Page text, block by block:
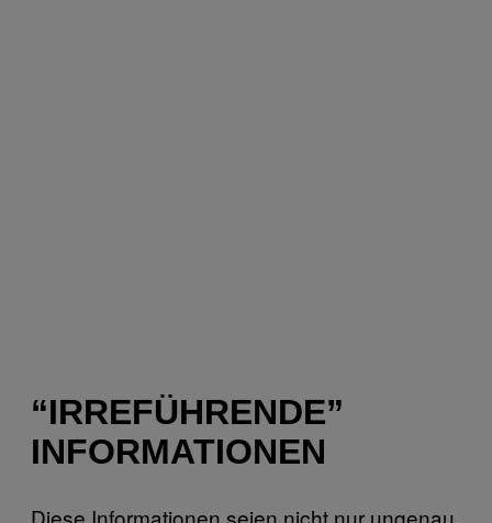
“IRREFÜHRENDE”
INFORMATIONEN
Diese Informationen seien nicht nur ungenau,